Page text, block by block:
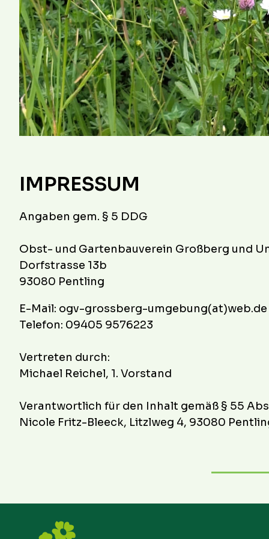
IMPRESSUM
Angaben gem. § 5 DDG
Obst- und Gartenbauverein Großberg und
Dorfstrasse 13b
93080 Pentling
E-Mail: ogv-grossberg-umgebung(at)web.de
Telefon: 09405 9576223
Vertreten durch:
Michael Reichel, 1. Vorstand
Verantwortlich für den Inhalt gemäß § 55
Nicole Fritz-Bleeck, Litzlweg 4, 93080